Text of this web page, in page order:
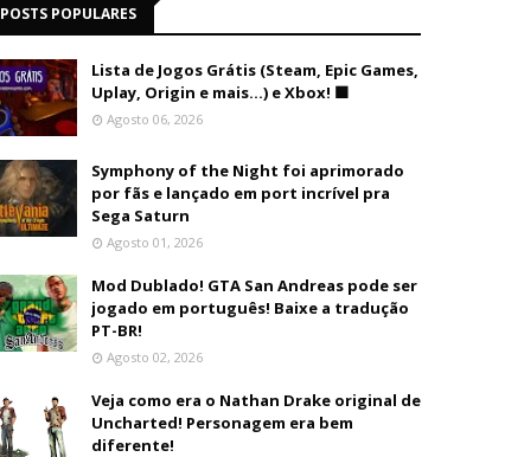
POSTS POPULARES
Lista de Jogos Grátis (Steam, Epic Games,
Uplay, Origin e mais...) e Xbox! 🟩
Agosto 06, 2026
Symphony of the Night foi aprimorado
por fãs e lançado em port incrível pra
Sega Saturn
Agosto 01, 2026
Mod Dublado! GTA San Andreas pode ser
jogado em português! Baixe a tradução
PT-BR!
Agosto 02, 2026
Veja como era o Nathan Drake original de
Uncharted! Personagem era bem
diferente!